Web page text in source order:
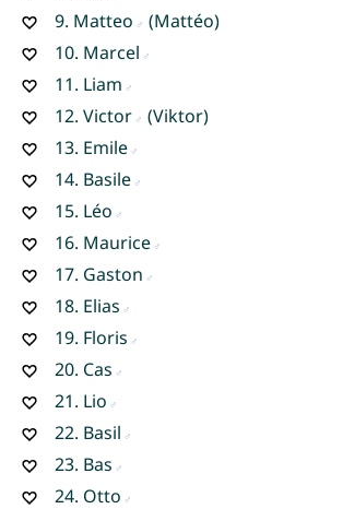
9. Matteo
(Mattéo)
10. Marcel
11. Liam
12. Victor
(Viktor)
13. Emile
14. Basile
15. Léo
16. Maurice
17. Gaston
18. Elias
19. Floris
20. Cas
21. Lio
22. Basil
23. Bas
24. Otto